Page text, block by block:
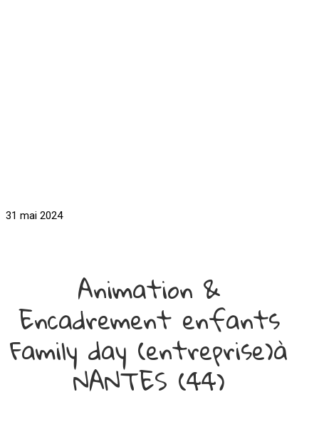
31 mai 2024
Animation &
Encadrement enfants
Family day (entreprise)à
NANTES (44)